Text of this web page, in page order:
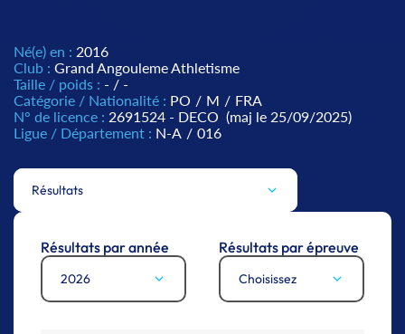
Né(e) en : 2016
Club : Grand Angouleme Athletisme
Taille / poids : - / -
Catégorie / Nationalité : PO / M / FRA
N° de licence : 2691524 - DECO (maj le 25/09/2025)
Ligue / Département : N-A / 016
Résultats
Résultats par année
2026
Résultats par épreuve
Choisissez